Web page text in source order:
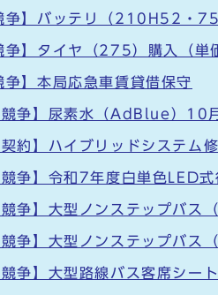
争】バッテリ（210H52・
】タイヤ（275）購入（単
】本局応急車賃貸借保守
争】尿素水（AdBlue）10
約】ハイブリッドシステ
争】令和7年度白単色LED式
争】大型ノンステップバ
争】大型ノンステップバ
争】大型路線バス客席シー